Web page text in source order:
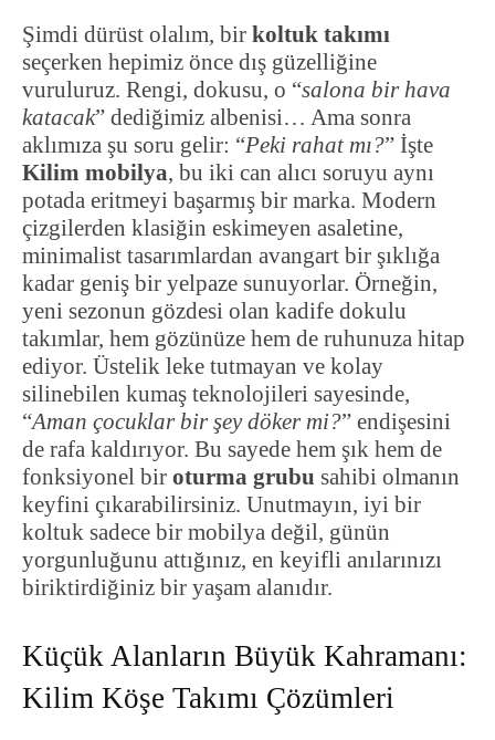
Şimdi dürüst olalım, bir koltuk takımı
seçerken hepimiz önce dış güzelliğine
vuruluruz. Rengi, dokusu, o “salona bir hava
katacak” dediğimiz albenisi… Ama sonra
aklımıza şu soru gelir: “Peki rahat mı?” İşte
Kilim mobilya, bu iki can alıcı soruyu aynı
potada eritmeyi başarmış bir marka. Modern
çizgilerden klasiğin eskimeyen asaletine,
minimalist tasarımlardan avangart bir şıklığa
kadar geniş bir yelpaze sunuyorlar. Örneğin,
yeni sezonun gözdesi olan kadife dokulu
takımlar, hem gözünüze hem de ruhunuza hitap
ediyor. Üstelik leke tutmayan ve kolay
silinebilen kumaş teknolojileri sayesinde,
“Aman çocuklar bir şey döker mi?” endişesini
de rafa kaldırıyor. Bu sayede hem şık hem de
fonksiyonel bir oturma grubu sahibi olmanın
keyfini çıkarabilirsiniz. Unutmayın, iyi bir
koltuk sadece bir mobilya değil, günün
yorgunluğunu attığınız, en keyifli anılarınızı
biriktirdiğiniz bir yaşam alanıdır.
Küçük Alanların Büyük Kahramanı:
Kilim Köşe Takımı Çözümleri